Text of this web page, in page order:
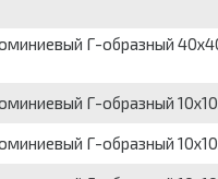
Г-образный
Г-образный
Г-образный